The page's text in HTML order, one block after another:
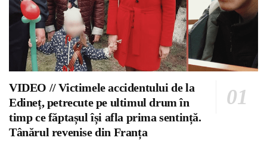
VIDEO // Victimele accidentului de la
Edineț, petrecute pe ultimul drum în
timp ce făptașul își afla prima sentință.
Tânărul revenise din Franța